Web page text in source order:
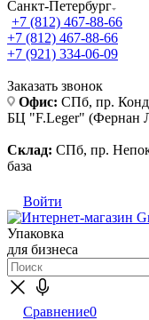
Санкт-Петербург
+7 (812) 467-88-66
+7 (812) 467-88-66
+7 (921) 334-06-09
Заказать звонок
Офис: СПб, пр.
БЦ "F.Leger" (Фернан
Склад: СПб, пр.
база
Войти
Упаковка
для бизнеса
Сравнение0